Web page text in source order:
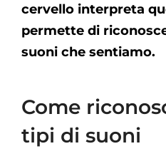
cervello interpreta
permette di
suoni che sentiamo.
Come
tipi di suoni